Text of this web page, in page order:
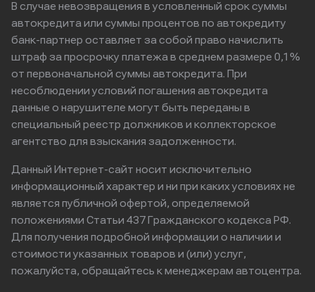
В случае невозвращения в условленный срок суммы
автокредита или суммы процентов по автокредиту
банк-партнер оставляет за собой право начислить
штраф за просрочку платежа в среднем размере 0,1%
от первоначальной суммы автокредита. При
несоблюдении условий погашения автокредита
данные о нарушителе могут быть переданы в
специальный реестр должников и коллекторское
агентство для взыскания задолженности.
Данный Интернет-сайт носит исключительно
информационный характер и ни при каких условиях не
является публичной офертой, определяемой
положениями Статьи 437 Гражданского кодекса РФ.
Для получения подробной информации о наличии и
стоимости указанных товаров и (или) услуг,
пожалуйста, обращайтесь к менеджерам автоцентра.